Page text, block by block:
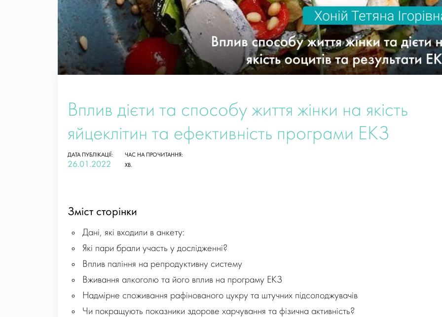
Вплив дієти та способу життя жінки на якість
яйцеклітин та ефективність програми ЕКЗ
ДАТА ПУБЛІКАЦІЇ:
26.01.2022
ЧАС НА ПРОЧИТАННЯ:
ХВ.
Зміст сторінки
Дані, які входили в анкету:
Які пари брали участь у дослідженні?
Вплив паління на репродуктивну систему
Вживання алкоголю та його вплив на програму ЕКЗ
Надмірне споживання рафінованого цукру та штучних підсолоджувачів
Чи покращують показники здорове харчування та фізична активність?